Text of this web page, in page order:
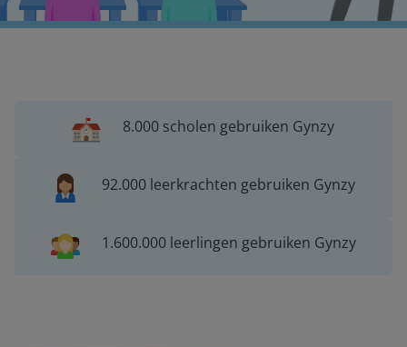
8.000 scholen gebruiken Gynzy
92.000 leerkrachten gebruiken Gynzy
1.600.000 leerlingen gebruiken Gynzy